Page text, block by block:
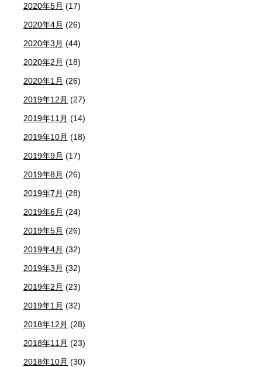
2020年5月 (17)
2020年4月 (26)
2020年3月 (44)
2020年2月 (18)
2020年1月 (26)
2019年12月 (27)
2019年11月 (14)
2019年10月 (18)
2019年9月 (17)
2019年8月 (26)
2019年7月 (28)
2019年6月 (24)
2019年5月 (26)
2019年4月 (32)
2019年3月 (32)
2019年2月 (23)
2019年1月 (32)
2018年12月 (28)
2018年11月 (23)
2018年10月 (30)